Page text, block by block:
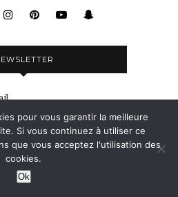
pour vous garantir la meilleure
Si vous continuez à utiliser ce
que vous acceptez l'utilisation des
cookies.
Ok